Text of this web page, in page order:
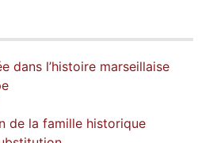
dans l’histoire marseillaise
de la famille historique